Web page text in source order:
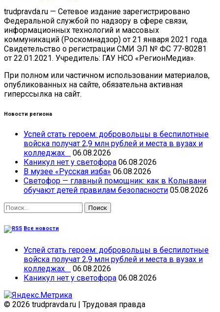
trudpravda.ru — Сетевое издание зарегистрировано
Федеральной службой по надзору в сфере связи,
информационных технологий и массовых
коммуникаций (Роскомнадзор) от 21 января 2021 года.
Свидетельство о регистрации СМИ ЭЛ № ФС 77-80281
от 22.01.2021. Учредитель: ГАУ НСО «РегионМедиа».
При полном или частичном использовании материалов,
опубликованных на сайте, обязательна активная
гиперссылка на сайт.
Новости региона
Успей стать героем: добровольцы в беспилотные
войска получат 2,9 млн рублей и места в вузах и
колледжах
06.08.2026
Каникул нет у светофора 06.08.2026
В музее «Русская изба» 06.08.2026
Светофор — главный помощник: как в Колывани
обучают детей правилам безопасности 05.08.2026
Найти:
Все новости
Успей стать героем: добровольцы в беспилотные
войска получат 2,9 млн рублей и места в вузах и
колледжах
06.08.2026
Каникул нет у светофора 06.08.2026
© 2026 trudpravda.ru Трудовая правда